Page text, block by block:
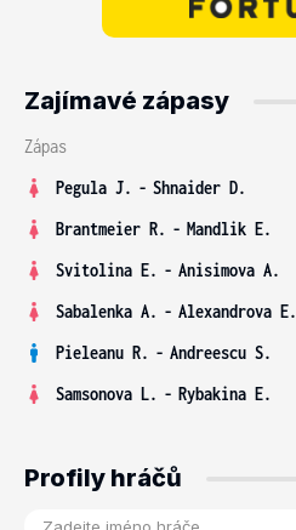
Zajímavé zápasy
Zápas
Pegula J. - Shnaider D.
Brantmeier R. - Mandlik E.
Svitolina E. - Anisimova A.
Sabalenka A. - Alexandrova E.
Pieleanu R. - Andreescu S.
Samsonova L. - Rybakina E.
Profily hráčů